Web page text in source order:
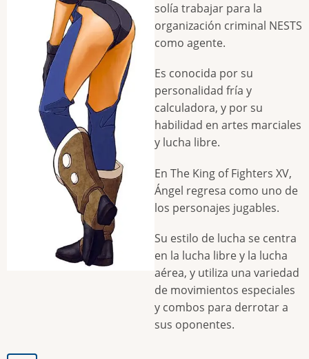
solía trabajar para la
organización criminal NESTS
como agente.
Es conocida por su
personalidad fría y
calculadora, y por su
habilidad en artes marciales
y lucha libre.
En The King of Fighters XV,
Ángel regresa como uno de
los personajes jugables.
Su estilo de lucha se centra
en la lucha libre y la lucha
aérea, y utiliza una variedad
de movimientos especiales
y combos para derrotar a
sus oponentes.